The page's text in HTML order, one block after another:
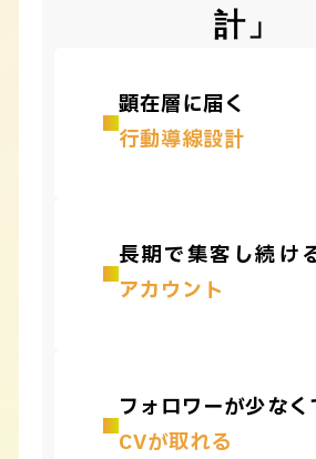
計」
顕在層に届く
行動導線設計
長期で集客し続け
アカウント
フォロワーが少なく
CVが取れる